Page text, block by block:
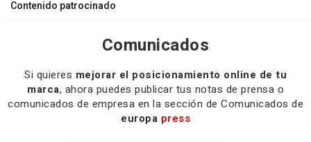
Contenido patrocinado
Comunicados
Si quieres mejorar el posicionamiento online de tu
marca, ahora puedes publicar tus notas de prensa o
comunicados de empresa en la sección de Comunicados de
europa press